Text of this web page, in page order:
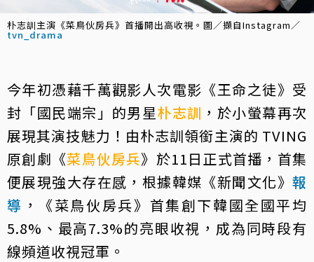
朴志訓主演《菜鳥伙房兵》首播開出高收視。圖／擷自Instagram／
tvn_drama
今年初憑藉千萬觀影人次電影《王命之徒》受
封「國民端宗」的男星朴志訓 ，於小螢幕再次
展現其演技魅力！由朴志訓領銜主演的 TVING
原創劇《菜鳥伙房兵》於11日正式首播，首集
便展現強大存在感，根據韓媒《新聞文化》 報
導 ，《菜鳥伙房兵》首集創下韓國全國平均
5.8%、最高7.3%的亮眼收視，成為同時段有
線頻道收視冠軍。